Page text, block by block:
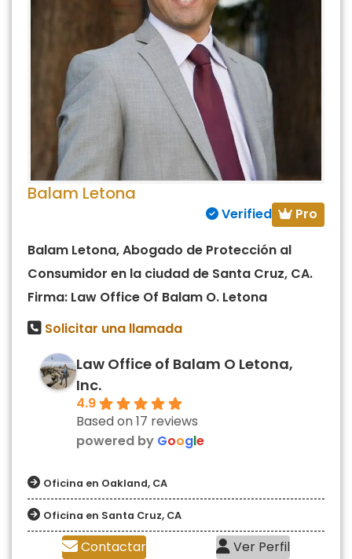
Balam Letona
Verified
Pro
Balam Letona, Abogado de Protección al
Consumidor en la ciudad de Santa Cruz, CA.
Firma: Law Office Of Balam O. Letona
Solicitar una llamada
Law Office of Balam O Letona,
Inc.
4.9
Based on 17 reviews
powered by Google
Oficina en Oakland, CA
Oficina en Santa Cruz, CA
Contactar Ver Perfil